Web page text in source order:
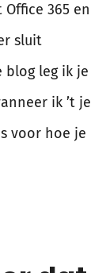
365 en
sluit
blog leg ik je
ik ’t je
voor hoe je